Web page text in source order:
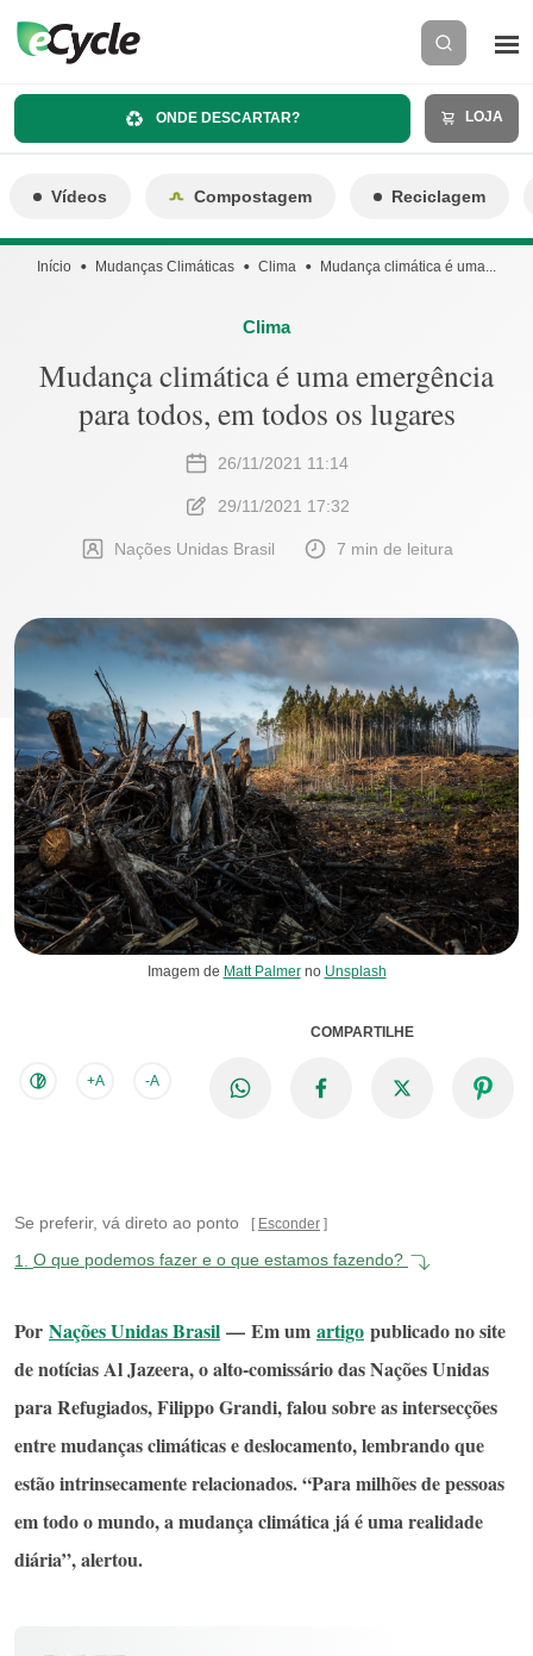
ONDE DESCARTAR? LOJA
Vídeos Compostagem Reciclagem
Início Mudanças Climáticas Clima Mudança climática é uma...
Clima
Mudança climática é uma emergência
para todos, em todos os lugares
26/11/2021 11:14
29/11/2021 17:32
Nações Unidas Brasil 7 min de leitura
Imagem de Matt Palmerno Unsplash
+A -A
COMPARTILHE
Se preferir, vá direto ao ponto Esconder
1. O que podemos fazer e o que estamos fazendo?
Por Nações Unidas Brasil — Em um artigo publicado no site
de notícias Al Jazeera, o alto-comissário das Nações Unidas
para Refugiados, Filippo Grandi, falou sobre as intersecções
entre mudanças climáticas e deslocamento, lembrando que
estão intrinsecamente relacionados. “Para milhões de pessoas
em todo o mundo, a mudança climática já é uma realidade
diária”, alertou.